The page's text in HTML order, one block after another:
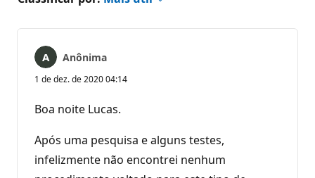
Anônima
1 de dez. de 2020 04:14
Boa noite Lucas.
Após uma pesquisa e alguns testes,
infelizmente não encontrei nenhum